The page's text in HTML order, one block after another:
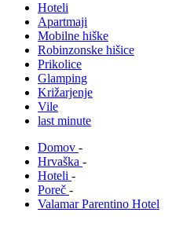
Hoteli
Apartmaji
Mobilne hiške
Robinzonske hišice
Prikolice
Glamping
Križarjenje
Vile
last minute
Domov -
Hrvaška -
Hoteli -
Poreč -
Valamar Parentino Hotel